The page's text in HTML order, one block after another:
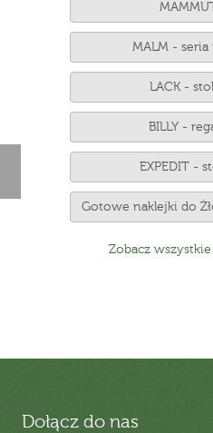
MALM - seria
LACK -
BILLY -
EXPEDIT -
Gotowe naklejki do
Zobacz
Dołącz do nas